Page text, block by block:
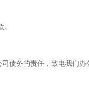
债务的责任，致电我们办